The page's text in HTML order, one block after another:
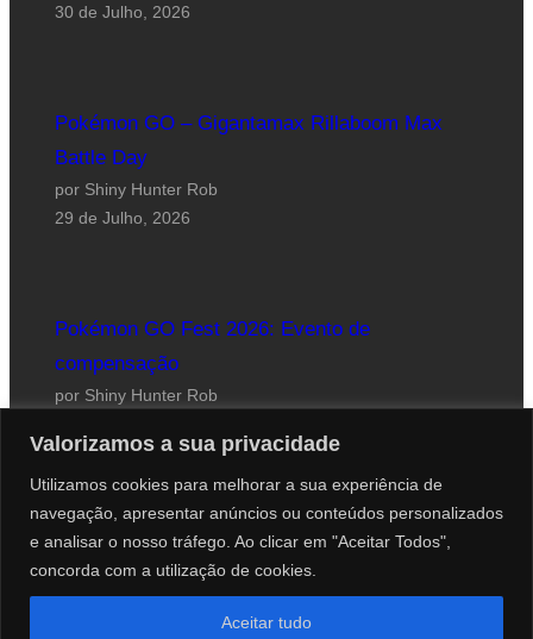
Valorizamos a sua privacidade
Utilizamos cookies para melhorar a sua experiência de
navegação, apresentar anúncios ou conteúdos personalizados
e analisar o nosso tráfego. Ao clicar em "Aceitar Todos",
concorda com a utilização de cookies.
Aceitar tudo
30 de Julho, 2026
Pokémon GO – Gigantamax Rillaboom Max
Battle Day
por Shiny Hunter Rob
29 de Julho, 2026
Pokémon GO Fest 2026: Evento de
compensação
por Shiny Hunter Rob
Website desenhado por Roberto Coutinho